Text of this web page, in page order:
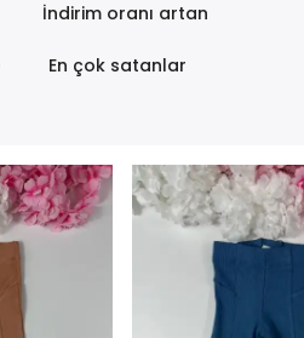
İndirim oranı artan
En çok satanlar